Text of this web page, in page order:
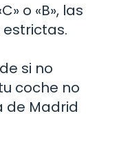
o «B», las
si no
coche no
de Madrid